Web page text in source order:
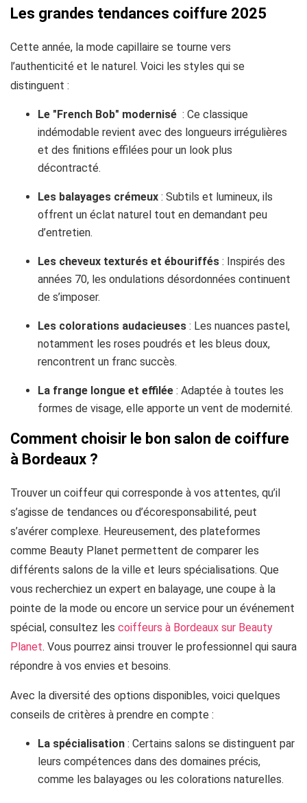
Les grandes tendances coiffure 2025
Cette année, la mode capillaire se tourne vers
l’authenticité et le naturel. Voici les styles qui se
distinguent :
Le "French Bob" modernisé : Ce classique
indémodable revient avec des longueurs irrégulières
et des finitions effilées pour un look plus
décontracté.
Les balayages crémeux : Subtils et lumineux, ils
offrent un éclat naturel tout en demandant peu
d’entretien.
Les cheveux texturés et ébouriffés : Inspirés des
années 70, les ondulations désordonnées continuent
de s’imposer.
Les colorations audacieuses : Les nuances pastel,
notamment les roses poudrés et les bleus doux,
rencontrent un franc succès.
La frange longue et effilée : Adaptée à toutes les
formes de visage, elle apporte un vent de modernité.
Comment choisir le bon salon de coiffure
à Bordeaux ?
Trouver un coiffeur qui corresponde à vos attentes, qu’il
s’agisse de tendances ou d’écoresponsabilité, peut
s’avérer complexe. Heureusement, des plateformes
comme Beauty Planet permettent de comparer les
différents salons de la ville et leurs spécialisations. Que
vous recherchiez un expert en balayage, une coupe à la
pointe de la mode ou encore un service pour un événement
spécial, consultez les coiffeurs à Bordeaux sur Beauty
Planet. Vous pourrez ainsi trouver le professionnel qui saura
répondre à vos envies et besoins.
Avec la diversité des options disponibles, voici quelques
conseils de critères à prendre en compte :
La spécialisation : Certains salons se distinguent par
leurs compétences dans des domaines précis,
comme les balayages ou les colorations naturelles.